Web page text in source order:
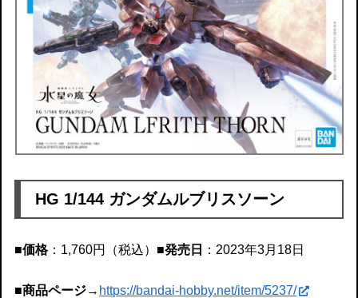
HG 1/144 ガンダムルブリスソーン
■価格：1,760円（税込） ■発売日 ：2023年3月18日
■商品ページ→ https://bandai-hobby.net/item/5237/